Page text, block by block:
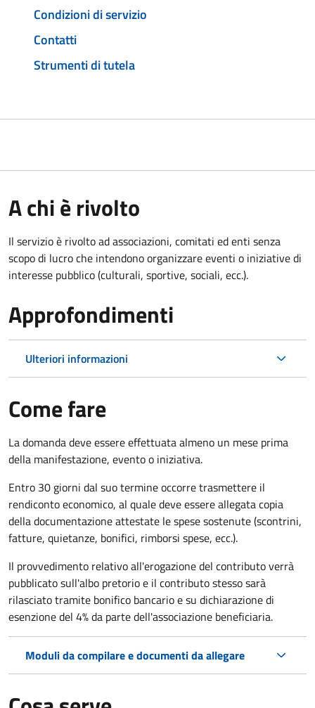
Condizioni di servizio
Contatti
Strumenti di tutela
A chi è rivolto
Il servizio è rivolto ad associazioni, comitati ed enti senza
scopo di lucro che intendono organizzare eventi o iniziative di
interesse pubblico (culturali, sportive, sociali, ecc.).
Approfondimenti
Ulteriori informazioni
Come fare
La domanda deve essere effettuata almeno un mese prima
della manifestazione, evento o iniziativa.
Entro 30 giorni dal suo termine occorre trasmettere il
rendiconto economico, al quale deve essere allegata copia
della documentazione attestate le spese sostenute (scontrini,
fatture, quietanze, bonifici, rimborsi spese, ecc.).
Il provvedimento relativo all'erogazione del contributo verrà
pubblicatosull'albo pretorio e il contributo stesso sarà
rilasciato tramite bonifico bancario e su dichiarazione di
esenzione del 4% da parte dell'associazione beneficiaria.
Moduli da compilare e documenti da allegare